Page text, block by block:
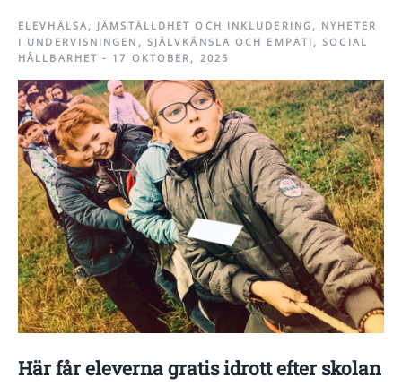
ELEVHÄLSA, JÄMSTÄLLDHET OCH INKLUDERING , NYHETER
I UNDERVISNINGEN , SJÄLVKÄNSLA OCH EMPATI ,SOCIAL
HÅLLBARHET - 17 OKTOBER, 2025
Här får eleverna gratis idrott efter skolan